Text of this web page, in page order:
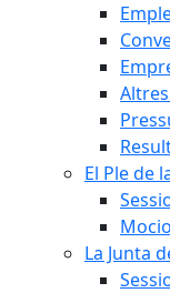
El Ple de
La Junta